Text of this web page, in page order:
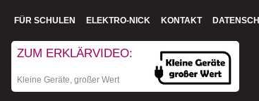
FÜR SCHULEN ELEKTRO-NICK KONTAKT
ZUM ERKLÄRVIDEO:
Kleine Geräte, großer Wert